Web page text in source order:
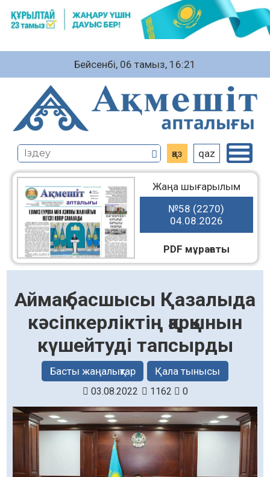
Бейсенбі, 06 тамыз, 16:21
қаз qaz
Жаңа шығарылым
№58 (2270)
04.08.2026
PDF мұрағаты
Аймақ басшысы Қазалыда
кәсіпкерліктің қарқынын
күшейтуді тапсырды
Басты жаңалықтар Қала тынысы
03.08.2022 1162 0